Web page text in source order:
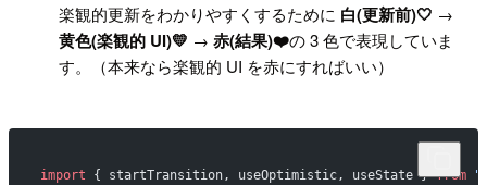
楽観的更新をわかりやすくするために 白(更新前)🤍 →
黄色(楽観的 UI)💛 →赤(結果)❤️の 3 色で表現していま
す。（本来なら楽観的 UI を赤にすればいい）
import { startTransition, useOptimistic, useState } from